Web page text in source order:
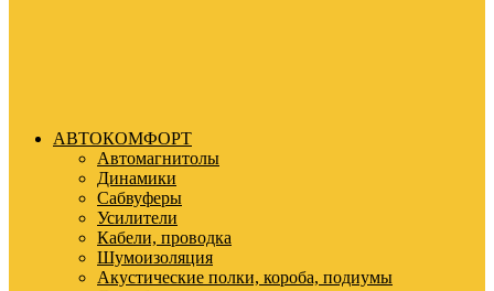
АВТОКОМФОРТ
Автомагнитолы
Динамики
Сабвуферы
Усилители
Кабели, проводка
Шумоизоляция
Акустические полки, короба, подиумы